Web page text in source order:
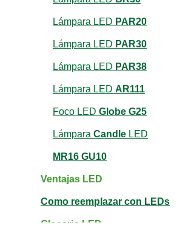
Lámpara LED PAR20
Lámpara LED PAR30
Lámpara LED PAR38
Lámpara LED AR111
Foco LED Globe G25
Lámpara Candle LED
MR16 GU10
Ventajas LED
Como reemplazar con LEDs
Glosario LED